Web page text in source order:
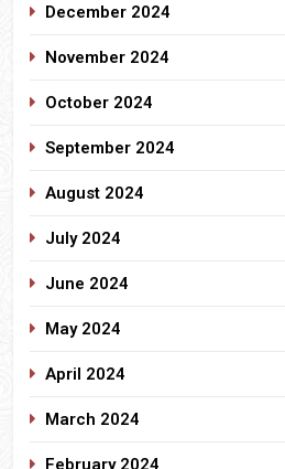
December 2024
November 2024
October 2024
September 2024
August 2024
July 2024
June 2024
May 2024
April 2024
March 2024
February 2024